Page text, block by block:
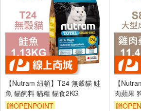
【Nutram 紐頓】T24 無穀貓 鮭
魚 貓飼料 貓糧 貓食2KG
贈OPENPOINT
【
肉蘋果
贈